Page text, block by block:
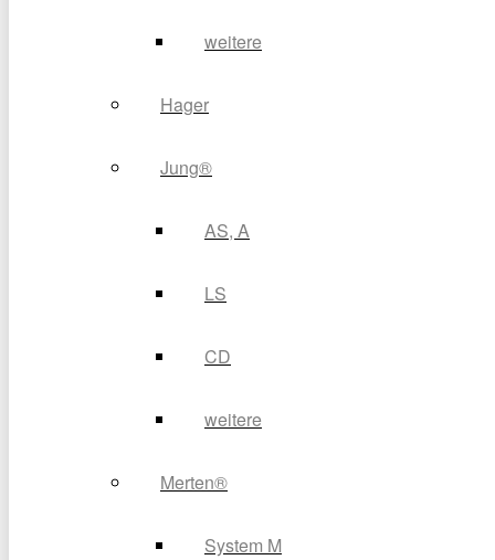
weitere
Hager
Jung®
AS, A
LS
CD
weitere
Merten®
System M